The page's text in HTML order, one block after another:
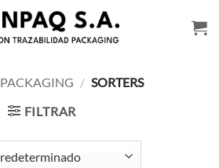
PACKAGING / SORTERS
FILTRAR